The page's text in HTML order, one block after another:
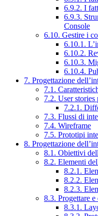
6.9.2. I
6.9.3.
Console
6.10. Gestire i
6.10.1.
6.10.2.
6.10.3.
6.10.4.
7. Progettazione
7.1.
7.2. User stories
7.2.1.
7.3. Flussi di
7.4. Wireframe
7.5. Prototipi
8. Progettazione
8.1. Obiettivi
8.2. Elementi
8.2.1.
8.2.2.
8.2.3.
8.3. Progettare
8.3.1.